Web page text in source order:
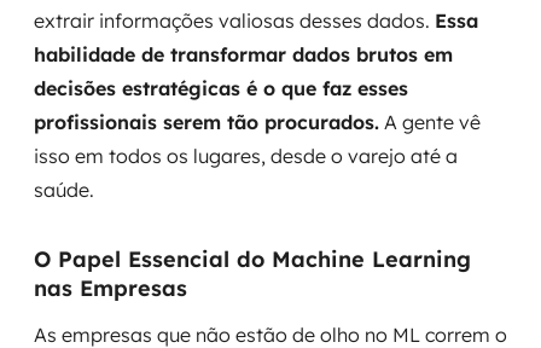
extrair informações valiosas desses dados. Essa
habilidade de transformar dados brutos em
decisões estratégicas é o que faz esses
profissionais serem tão procurados. A gente vê
isso em todos os lugares, desde o varejo até a
saúde.
O Papel Essencial do Machine Learning
nas Empresas
As empresas que não estão de olho no ML correm o